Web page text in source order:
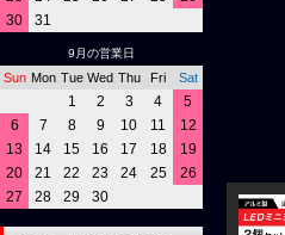
30
31
9月の営業日
Sun Mon Tue Wed Thu Fri Sat
1 2 3 4
5
6
7 8 9 10 11
12
13
14 15 16 17 18
19
20
21 22 23 24 25
26
27
28 29 30